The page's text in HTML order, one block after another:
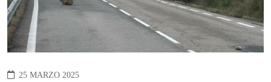
25 MARZO 2025